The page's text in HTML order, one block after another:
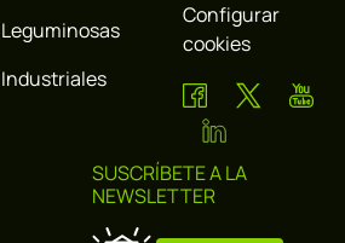
Leguminosas
Industriales
Configurar
cookies
SUSCRÍBETE A LA
NEWSLETTER